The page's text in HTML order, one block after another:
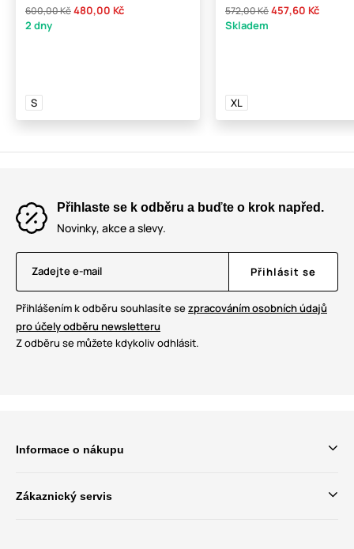
600,00 Kč480,00 Kč
2 dny
S
572,00 Kč457,60 Kč
Skladem
XL
Přihlaste se k odběru a buďte o krok napřed.
Novinky, akce a slevy.
Zadejte e-mail Přihlásit se
Přihlášením k odběru souhlasíte sezpracováním osobních údajů
pro účely odběru newsletteru
Z odběru se můžete kdykoliv odhlásit.
Informace o nákupu
Zákaznický servis